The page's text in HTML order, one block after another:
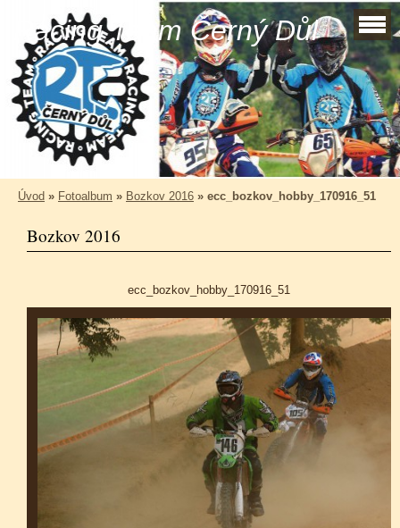
Racing Team Černý Důl
Úvod » Fotoalbum » Bozkov 2016 » ecc_bozkov_hobby_170916_51
Bozkov 2016
ecc_bozkov_hobby_170916_51